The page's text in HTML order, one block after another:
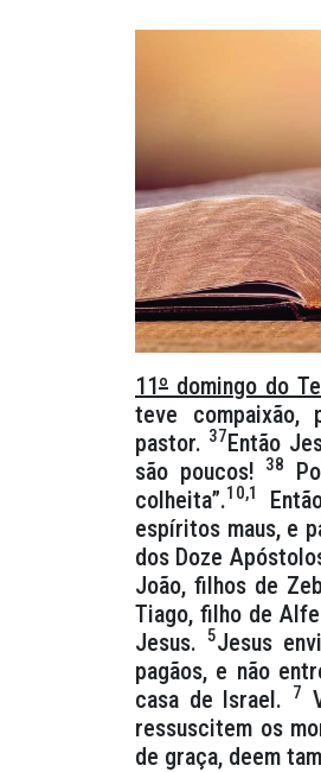
11º domingo do
teve compaixão,
pastor. 37Então
são poucos!
38
colheita”.10,1
espíritos maus, e
dos Doze
João, filhos de
Tiago, filho de
Jesus.5Jesus
pagãos, e não
casa de Israel.
7
ressuscitem os
de graça, deem